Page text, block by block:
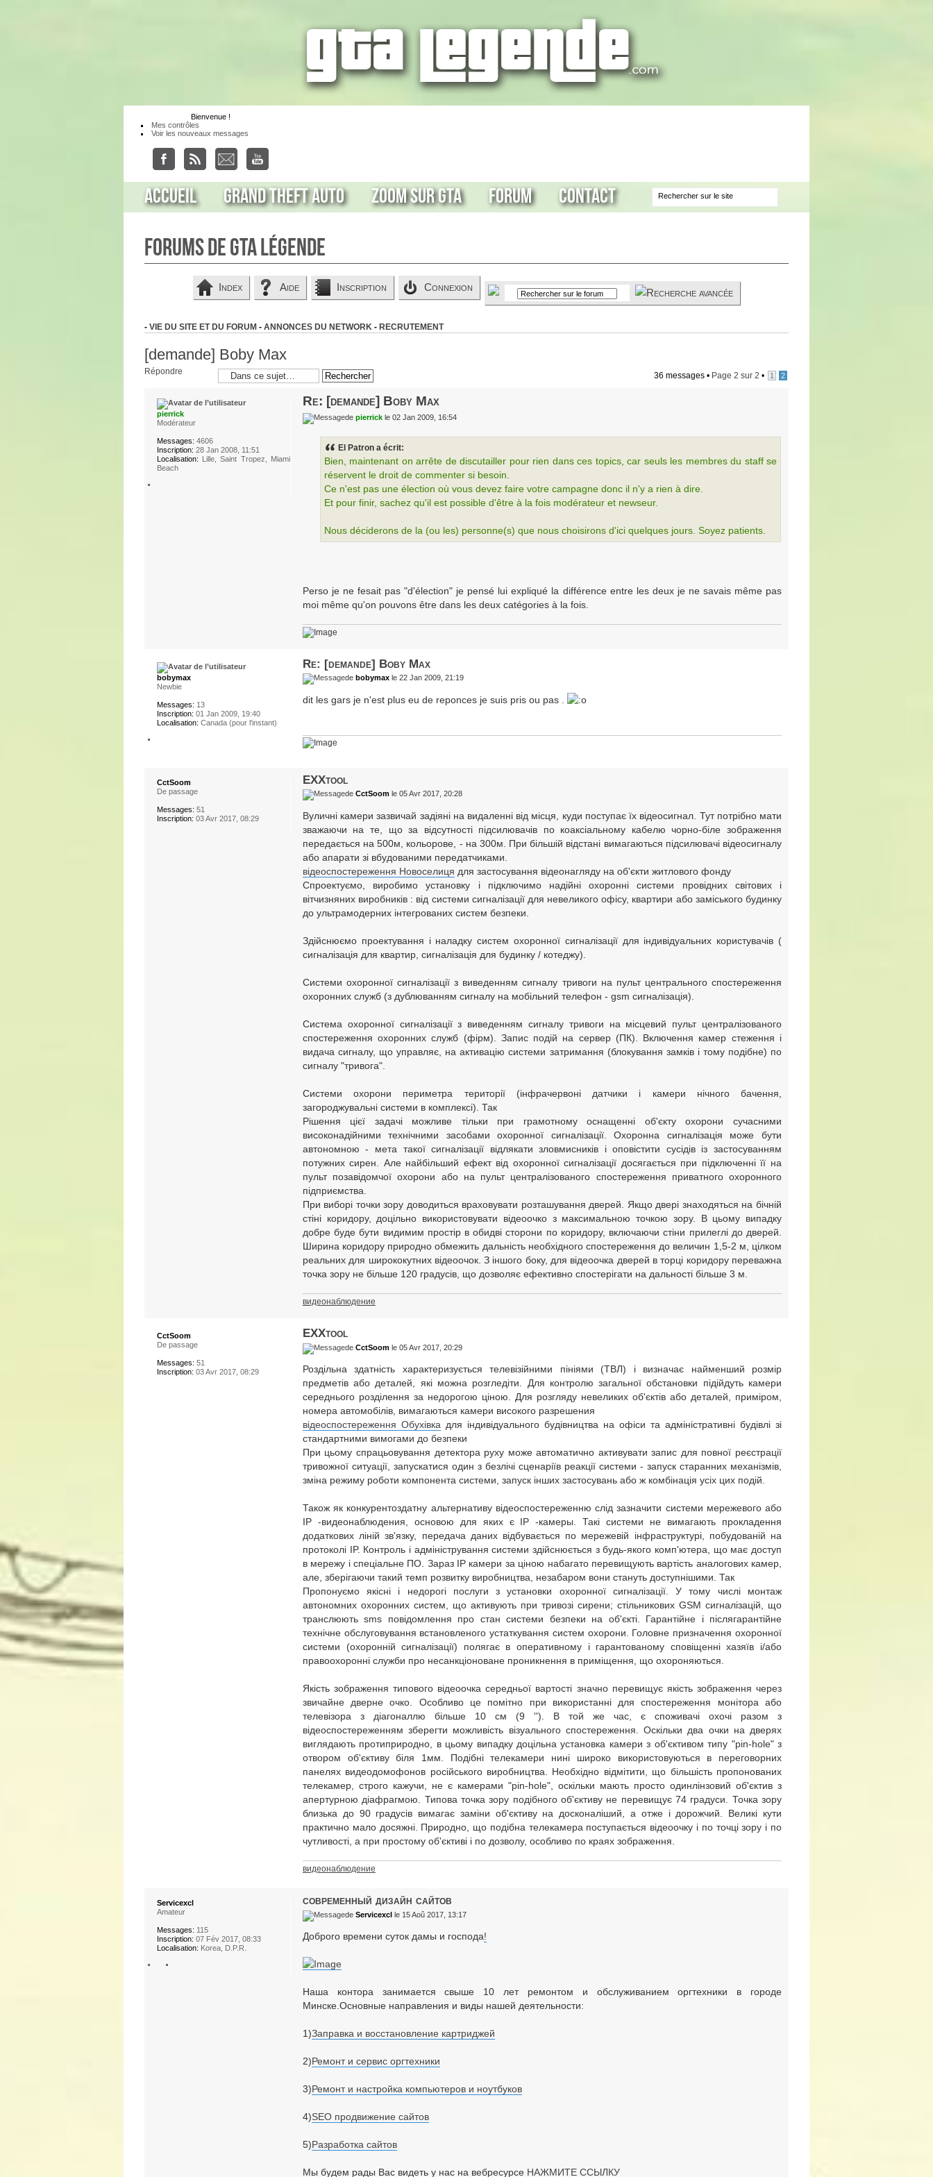
Bienvenue !
Mes contrôles
Voir les nouveaux messages
Accueil Grand Theft Auto Zoom sur GTA Forum Contact
Forums de GTA Légende
Index Aide Inscription Connexion
- VIE DU SITE ET DU FORUM - ANNONCES DU NETWORK - RECRUTEMENT
[demande] Boby Max
Répondre 36 messages • Page 2 sur 2 • 1 2
Re: [demande] Boby Max
de pierrickle 02 Jan 2009, 16:54
El Patron a écrit:
Bien, maintenant on arrête de discutailler pour rien dans ces topics, car seuls les membres du staff se
réservent le droit de commenter si besoin.
Ce n'est pas une élection où vous devez faire votre campagne donc il n'y a rien à dire.
Et pour finir, sachez qu'il est possible d'être à la fois modérateur et newseur.
Nous déciderons de la (ou les) personne(s) que nous choisirons d'ici quelques jours. Soyez patients.
Perso je ne fesait pas "d'élection" je pensé lui expliqué la différence entre les deux je ne savais même pas
moi même qu'on pouvons être dans les deux catégories à la fois.
pierrick
Modérateur
Messages: 4606
Inscription: 28 Jan 2008, 11:51
Localisation: Lille, Saint Tropez, Miami
Beach
Re: [demande] Boby Max
de bobymaxle 22 Jan 2009, 21:19
dit les gars je n'est plus eu de reponces je suis pris ou pas .
bobymax
Newbie
Messages: 13
Inscription: 01 Jan 2009, 19:40
Localisation: Canada (pour l'instant)
EXXtool
de CctSoomle 05 Avr 2017, 20:28
Вуличні камери зазвичай задіяні на видаленні від місця, куди поступає їх відеосигнал. Тут потрібно мати
зважаючи на те, що за відсутності підсилювачів по коаксіальному кабелю чорно-біле зображення
передається на 500м, кольорове, - на 300м. При більшій відстані вимагаються підсилювачі відеосигналу
або апарати зі вбудованими передатчиками.
відеоспостереження Новоселиця для застосування відеонагляду на об'єкти житлового фонду
Спроектуємо, виробимо установку і підключимо надійні охоронні системи провідних світових і
вітчизняних виробників : від системи сигналізації для невеликого офісу, квартири або заміського будинку
до ультрамодерних інтегрованих систем безпеки.
Здійснюємо проектування і наладку систем охоронної сигналізації для індивідуальних користувачів (
сигналізація для квартир, сигналізація для будинку / котеджу).
Системи охоронної сигналізації з виведенням сигналу тривоги на пульт центрального спостереження
охоронних служб (з дублюванням сигналу на мобільний телефон - gsm сигналізація).
Система охоронної сигналізації з виведенням сигналу тривоги на місцевий пульт централізованого
спостереження охоронних служб (фірм). Запис подій на сервер (ПК). Включення камер стеження і
видача сигналу, що управляє, на активацію системи затримання (блокування замків і тому подібне) по
сигналу "тривога".
Системи охорони периметра території (інфрачервоні датчики і камери нічного бачення,
загороджувальні системи в комплексі). Так
Рішення цієї задачі можливе тільки при грамотному оснащенні об'єкту охорони сучасними
високонадійними технічними засобами охоронної сигналізації. Охоронна сигналізація може бути
автономною - мета такої сигналізації відлякати зловмисників і оповістити сусідів із застосуванням
потужних сирен. Але найбільший ефект від охоронної сигналізації досягається при підключенні її на
пульт позавідомчої охорони або на пульт централізованого спостереження приватного охоронного
підприємства.
При виборі точки зору доводиться враховувати розташування дверей. Якщо двері знаходяться на бічній
стіні коридору, доцільно використовувати відеоочко з максимальною точкою зору. В цьому випадку
добре буде бути видимим простір в обидві сторони по коридору, включаючи стіни прилеглі до дверей.
Ширина коридору природно обмежить дальність необхідного спостереження до величин 1,5-2 м, цілком
реальних для ширококутних відеоочок. З іншого боку, для відеоочка дверей в торці коридору переважна
точка зору не більше 120 градусів, що дозволяє ефективно спостерігати на дальності більше 3 м.
видеонаблюдение
CctSoom
De passage
Messages: 51
Inscription: 03 Avr 2017, 08:29
EXXtool
de CctSoomle 05 Avr 2017, 20:29
Роздільна здатність характеризується телевізійними пініями (ТВЛ) і визначає найменший розмір
предметів або деталей, які можна розгледіти. Для контролю загальної обстановки підійдуть камери
середнього розділення за недорогою ціною. Для розгляду невеликих об'єктів або деталей, приміром,
номера автомобілів, вимагаються камери високого разрешения
відеоспостереження Обухівка для індивідуального будівництва на офіси та адміністративні будівлі зі
стандартними вимогами до безпеки
При цьому спрацьовування детектора руху може автоматично активувати запис для повної реєстрації
тривожної ситуації, запускатися один з безлічі сценаріїв реакції системи - запуск старанних механізмів,
зміна режиму роботи компонента системи, запуск інших застосувань або ж комбінація усіх цих подій.
Також як конкурентоздатну альтернативу відеоспостереженню слід зазначити системи мережевого або
IP -видеонаблюдения, основою для яких є IP -камеры. Такі системи не вимагають прокладення
додаткових ліній зв'язку, передача даних відбувається по мережевій інфраструктурі, побудованій на
протоколі IP. Контроль і адміністрування системи здійснюється з будь-якого комп'ютера, що має доступ
в мережу і спеціальне ПО. Зараз IP камери за ціною набагато перевищують вартість аналогових камер,
але, зберігаючи такий темп розвитку виробництва, незабаром вони стануть доступнішими. Так
Пропонуємо якісні і недорогі послуги з установки охоронної сигналізації. У тому числі монтаж
автономних охоронних систем, що активують при тривозі сирени; стільникових GSM сигналізацій, що
транслюють sms повідомлення про стан системи безпеки на об'єкті. Гарантійне і післягарантійне
технічне обслуговування встановленого устаткування систем охорони. Головне призначення охоронної
системи (охоронній сигналізації) полягає в оперативному і гарантованому сповіщенні хазяїв і/або
правоохоронні служби про несанкціоноване проникнення в приміщення, що охороняються.
Якість зображення типового відеоочка середньої вартості значно перевищує якість зображення через
звичайне дверне очко. Особливо це помітно при використанні для спостереження монітора або
телевізора з діагоналлю більше 10 см (9 ''). В той же час, є споживачі охочі разом з
відеоспостереженням зберегти можливість візуального спостереження. Оскільки два очки на дверях
виглядають протиприродно, в цьому випадку доцільна установка камери з об'єктивом типу "pin-hole" з
отвором об'єктиву біля 1мм. Подібні телекамери нині широко використовуються в переговорних
панелях видеодомофонов російського виробництва. Необхідно відмітити, що більшість пропонованих
телекамер, строго кажучи, не є камерами "pin-hole", оскільки мають просто одинлінзовий об'єктив з
апертурною діафрагмою. Типова точка зору подібного об'єктиву не перевищує 74 градуси. Точка зору
близька до 90 градусів вимагає заміни об'єктиву на досконаліший, а отже і дорожчий. Великі кути
практично мало досяжні. Природно, що подібна телекамера поступається відеоочку і по точці зору і по
чутливості, а при простому об'єктиві і по дозволу, особливо по краях зображення.
видеонаблюдение
CctSoom
De passage
Messages: 51
Inscription: 03 Avr 2017, 08:29
современный дизайн сайтов
de Servicexclle 15 Aoû 2017, 13:17
Доброго времени суток дамы и господа!
Наша контора занимается свыше 10 лет ремонтом и обслуживанием оргтехники в городе
Минске.Основные направления и виды нашей деятельности:
1)Заправка и восстановление картриджей
2)Ремонт и сервис оргтехники
3)Ремонт и настройка компьютеров и ноутбуков
4)SEO продвижение сайтов
5)Разработка сайтов
Мы будем рады Вас видеть у нас на вебресурсе НАЖМИТЕ ССЫЛКУ
Servicexcl
Amateur
Messages: 115
Inscription: 07 Fév 2017, 08:33
Localisation: Korea, D.P.R.